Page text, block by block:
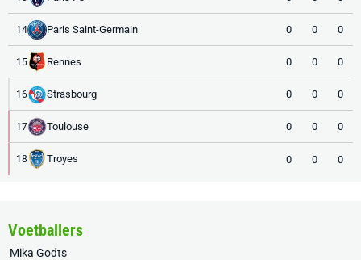
14 Paris Saint-Germain 0 0 0
15 Rennes 0 0 0
16 Strasbourg 0 0 0
17 Toulouse 0 0 0
18 Troyes 0 0 0
Voetballers
Mika Godts